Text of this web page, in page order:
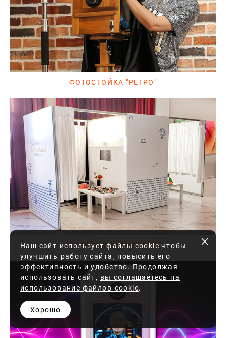
ФОТОСТОЙКА "РЕТРО"
ДВОЙНАЯ ФОТОБУДКА
Наш сайт использует файлы cookie чтобы
улучшить работу сайта, повысить его
эффективность и удобство. Продолжая
использовать сайт, вы соглашаетесь на
использование файлов cookie.
Хорошо